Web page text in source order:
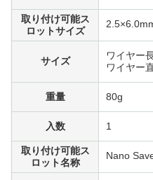
取り付け可能ス
ロットサイズ
サイズ
ワイヤー
ワイヤー
重量 80g
入数 1
取り付け可能ス
ロット名称
Nano